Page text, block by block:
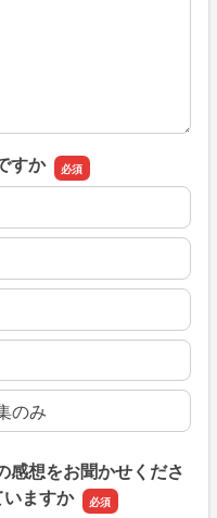
すか
のみ
感想をお聞かせくださ
ますか